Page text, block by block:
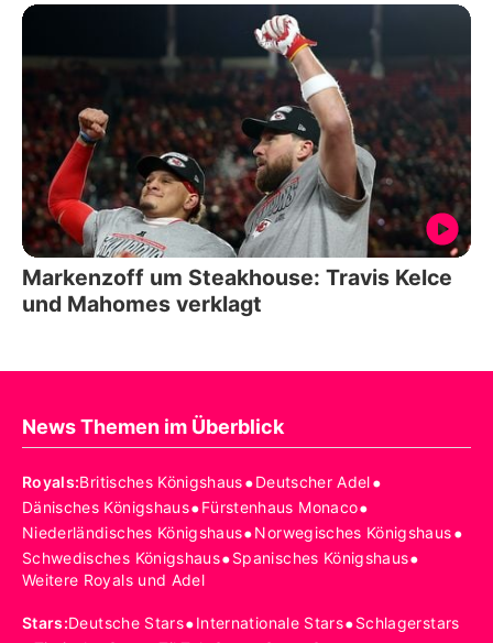
Markenzoff um Steakhouse: Travis Kelce
und Mahomes verklagt
News Themen im Überblick
Royals:Britisches Königshaus•Deutscher Adel•
Dänisches Königshaus•Fürstenhaus Monaco•
Niederländisches Königshaus•Norwegisches Königshaus•
Schwedisches Königshaus•Spanisches Königshaus•
Weitere Royals und Adel
Stars:Deutsche Stars•Internationale Stars•Schlagerstars